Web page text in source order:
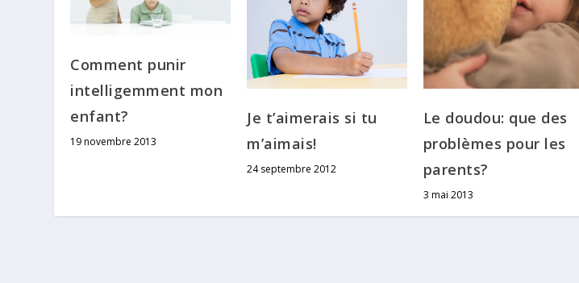
Comment punir
intelligemment mon
enfant?
19 novembre 2013
Je t’aimerais si tu
m’aimais!
24 septembre 2012
Le doudou: que des
problèmes pour les
parents?
3 mai 2013